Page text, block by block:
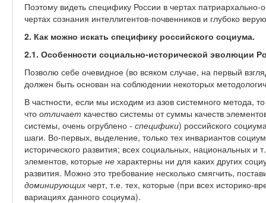
Поэтому видеть специфику России в чертах патриархально-
чертах сознания интеллигентов-почвенников и глубоко
2. Как можно искать специфику российского социума.
2.1. Особенности социально-исторической эволюции
Позволю себе очевидное (во всяком случае, на первый
должен быть основан на соблюдении некоторых
В частности, если мы исходим из азов системного метода,
что отличает качество системы от суммы качеств
системы, очень огрублено - специфики) российского
шаги. Во-первых, выделение, только тех инвариантов
исторического развития; всех социальных, национальных и
элементов, которые не характерны ни для каких других
развития. Можно это требование несколько смягчить,
доминирующих черт, т.е. тех, которые (при всех историко-
вариациях данного социума).